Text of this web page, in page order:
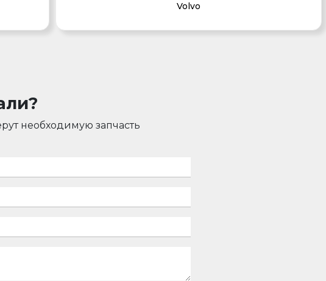
Volvo
необходимую запчасть